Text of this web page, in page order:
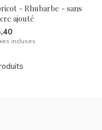
- Rhubarbe - sans
ajouté
incluses